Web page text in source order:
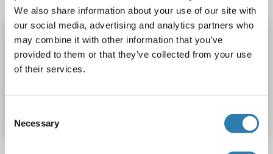
We also share information about your use of our site with
our social media, advertising and analytics partners who
may combine it with other information that you’ve
provided to them or that they’ve collected from your use
of their services.
Selection
Necessary
DBP Kit ELISA
DBP Reactivité: Rat Colorimetric